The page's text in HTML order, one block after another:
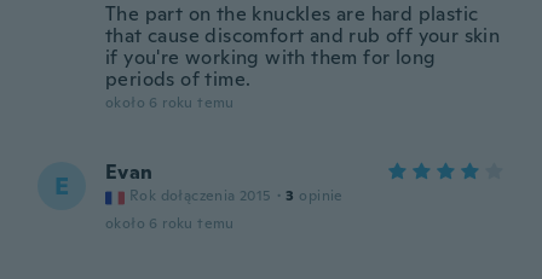
The part on the knuckles are hard plastic
that cause discomfort and rub off your skin
if you're working with them for long
periods of time.
około 6 roku temu
E Evan
Rok dołączenia 2015 · 3 opinie
około 6 roku temu